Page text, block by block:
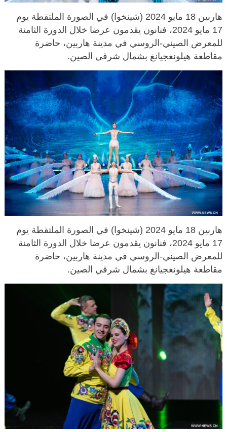
هاربين 18 مايو 2024 (شينخوا) في الصورة الملتقطة يوم
17 مايو 2024، فنانون يقدمون عرضا خلال الدورة الثامنة
للمعرض الصيني-الروسي في مدينة هاربين، حاضرة
مقاطعة هيلونغجيانغ بشمال شرقي الصين.
هاربين 18 مايو 2024 (شينخوا) في الصورة الملتقطة يوم
17 مايو 2024، فنانون يقدمون عرضا خلال الدورة الثامنة
للمعرض الصيني-الروسي في مدينة هاربين، حاضرة
مقاطعة هيلونغجيانغ بشمال شرقي الصين.